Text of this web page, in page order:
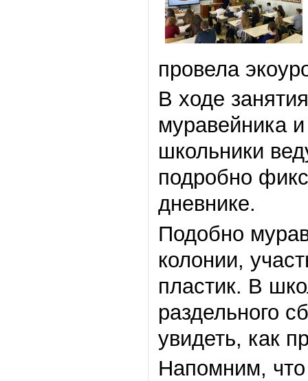
провела
В ходе
муравейника
школьники
подробно
дневнике.
Подобно
колонии,
пластик. В
раздельного
увидеть, как
Напомним, что